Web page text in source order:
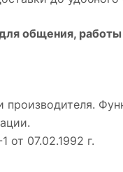
общения, работы
от 07.02.1992 г.